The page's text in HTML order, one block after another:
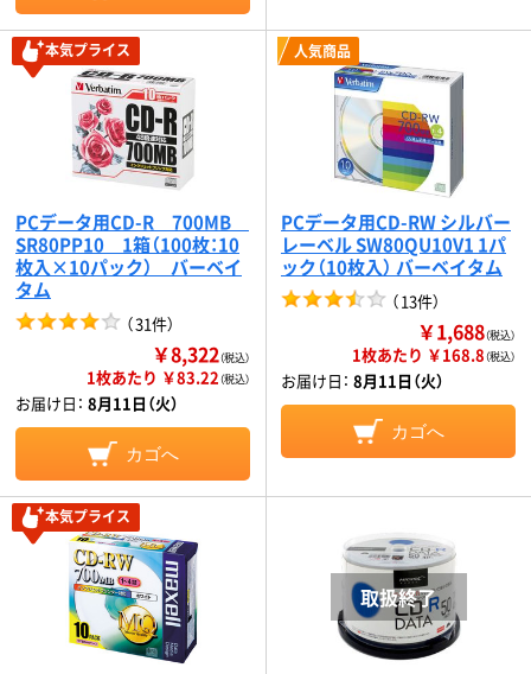
本気プライス
PCデータ用CD-R 700MB
SR80PP10 1箱（100枚：10
枚入×10パック） バーベイ
タム
（31件）
￥8,322（税込）
1枚あたり ￥83.22（税込）
お届け日： 8月11日（火）
カゴへ
人気商品
PCデータ用CD-RW シルバー
レーベル SW80QU10V1 1パ
ック（10枚入） バーベイタム
（13件）
￥1,688（税込）
1枚あたり ￥168.8（税込）
お届け日： 8月11日（火）
カゴへ
本気プライス